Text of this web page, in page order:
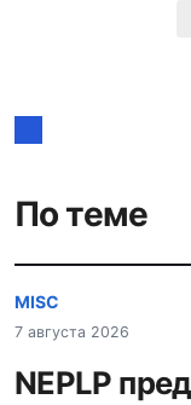
По теме
MISC
7 августа 2026
NEPLP